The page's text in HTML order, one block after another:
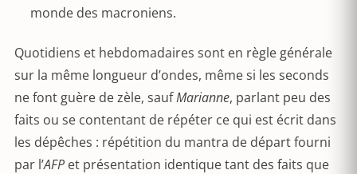
monde des macroniens.
Quotidiens et hebdomadaires sont en règle générale
sur la même longueur d’ondes, même si les seconds
ne font guère de zèle, saufMarianne, parlant peu des
faits ou se contentant de répéter ce qui est écrit dans
les dépêches : répétition du mantra de départ fourni
par l’AFP et présentation identique tant des faits que